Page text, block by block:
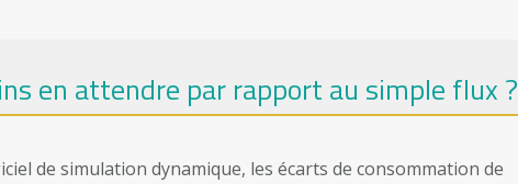
en attendre par rapport au simple flux ?
de simulation dynamique, les écarts de consommation de